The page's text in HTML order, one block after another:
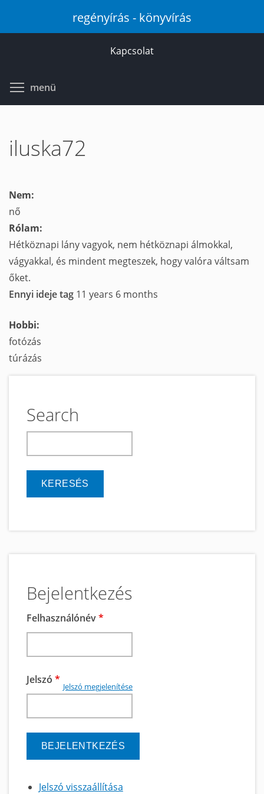
regényírás - könyvírás
Kapcsolat
menü
iluska72
Nem:
nő
Rólam:
Hétköznapi lány vagyok, nem hétköznapi álmokkal,
vágyakkal, és mindent megteszek, hogy valóra váltsam
őket.
Ennyi ideje tag 11 years 6 months
Hobbi:
fotózás
túrázás
Search
Bejelentkezés
Felhasználónév*
Jelszó *
Jelszó megjelenítése
Jelszó visszaállítása